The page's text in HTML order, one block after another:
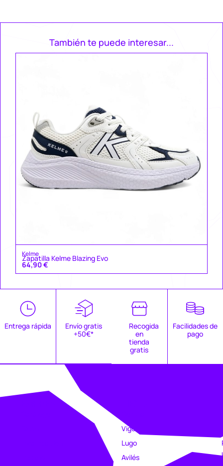
También te puede interesar...
Kelme
Zapatilla Kelme Blazing Evo
64,90€
Entrega rápida
Envío gratis
+50€*
Recogida
en
tienda
gratis
Facilidades de
pago
EMPRESA
Vigo
Lugo
Avilés